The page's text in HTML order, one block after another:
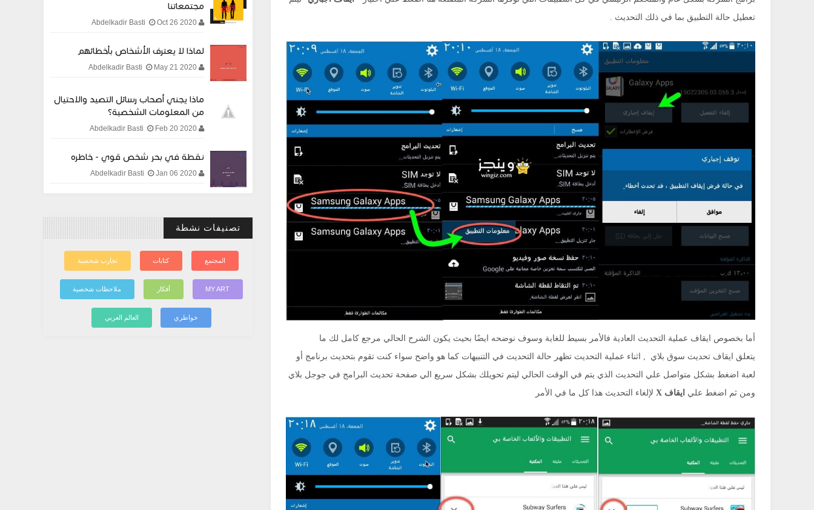
تعطيل حالة التطبيق بما في ذلك التحديث .
أما بخصوص ايقاف عملية التحديث العادية فالأمر بسيط للغاية وسوف نوضحه ايضًا بحيث يكون الشرح الحالي مرجع كامل لك ما
يتعلق ايقاف تحديث سوق بلاي , اثناء عملية التحديث تظهر حالة التحديث في التنبيهات كما هو واضح سواء كنت تقوم بتحديث برنامج أو
لعبة اضغط بشكل متواصل علي التحديث الذي يتم في الوقت الحالي ليتم تحويلك بشكل سريع الي صفحة تحديث البرامج في جوجل بلاي
ومن ثم اضغط علي ايقاف X لإلغاء التحديث هذا كل ما في الأمر
مجتمعاتنا
Oct 26 2020
لماذا لا يعترف الأشخاص بأخطائهم
May 21 2020
ماذا يجني أصحاب رسائل التصيد والاحتيال
من المعلومات الشخصية؟
Feb 20 2020
نقطة في بحر شخص قوي - خاطره
Jan 06 2020
تصنيفات نشطة
المجتمع كتابات تجارب شخصية
MY ART أفكار ملاحظات شخصية
خواطري العالم العربي